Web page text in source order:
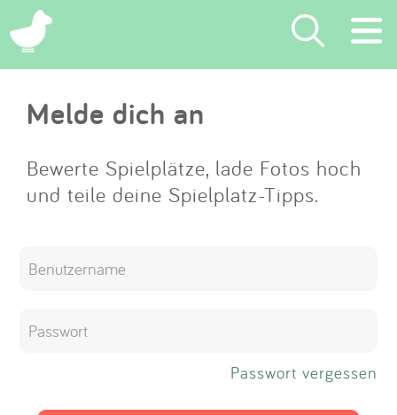
×
Suchen
Eintragen
App
Melde dich an
Bewerte Spielplätze, lade Fotos hoch
und teile deine Spielplatz-Tipps.
Passwort vergessen